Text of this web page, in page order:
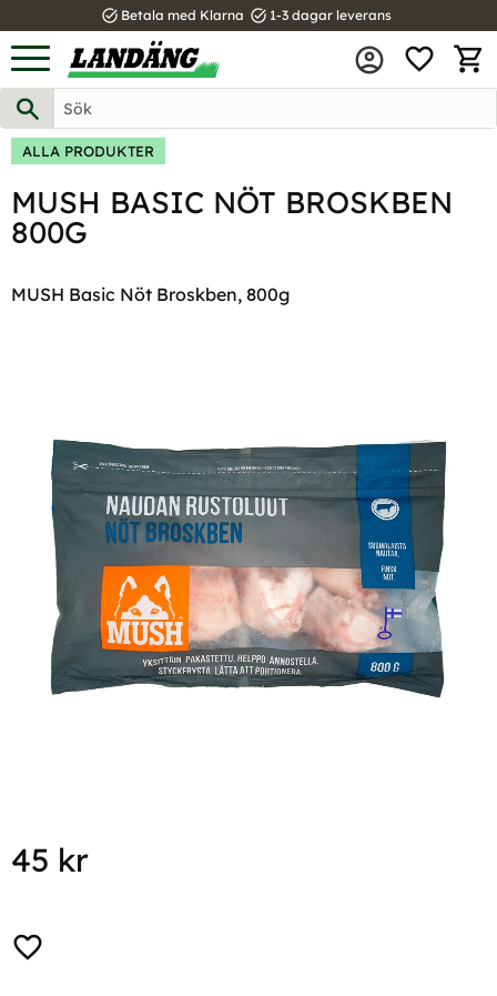
Meny
task_alt Betala med Klarna task_alt 1-3 dagar leverans
ALLA PRODUKTER
MUSH BASIC NÖT BROSKBEN
800G
MUSH Basic Nöt Broskben, 800g
45 kr
Lägg till i favoriter